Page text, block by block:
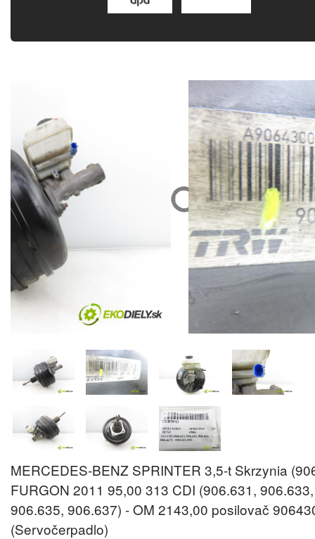
MERCEDES-BENZ SPRINTER 3,5-t Skrzynia
FURGON 2011 95,00 313 CDI (906.631, 906.633,
906.635, 906.637) - OM 2143,00 posilovač
(Servočerpadlo)